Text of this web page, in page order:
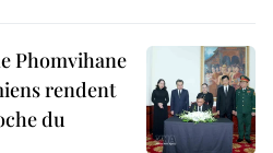
Phomvihane
rendent
du